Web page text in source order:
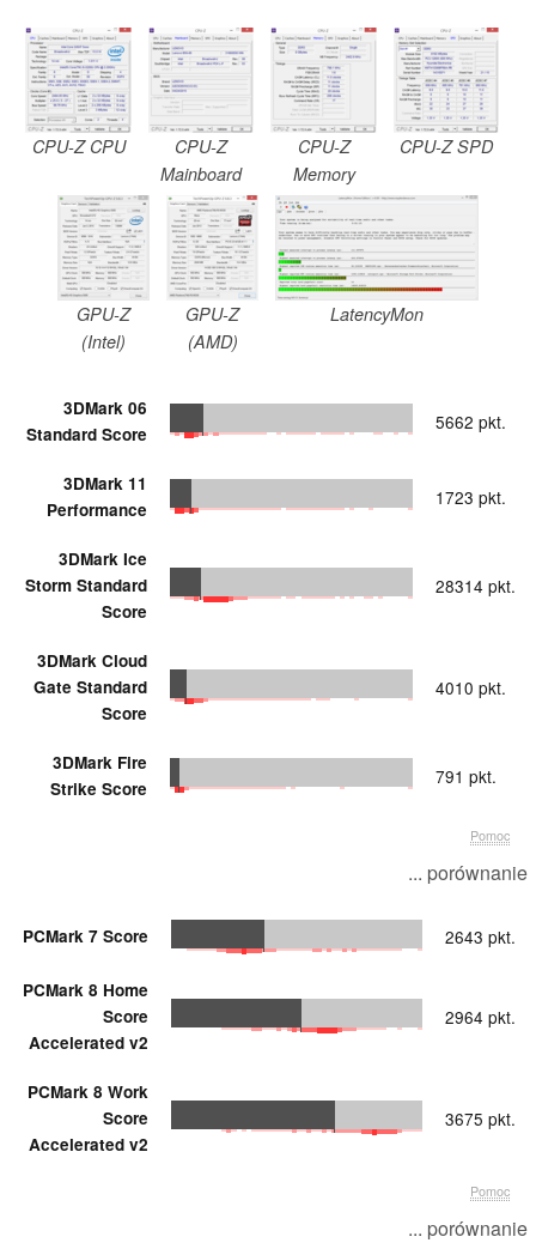
CPU-Z CPU
CPU-Z
Mainboard
CPU-Z
Memory
CPU-Z SPD
GPU-Z
(Intel)
GPU-Z
(AMD)
LatencyMon
3DMark 06
Standard Score
5662 pkt.
3DMark 11
Performance
1723 pkt.
3DMark Ice
Storm Standard
Score
28314 pkt.
3DMark Cloud
Gate Standard
Score
4010 pkt.
3DMark Fire
Strike Score
791 pkt.
Pomoc
... porównanie
PCMark 7 Score 2643 pkt.
PCMark 8 Home
Score
Accelerated v2
2964 pkt.
PCMark 8 Work
Score
Accelerated v2
3675 pkt.
Pomoc
... porównanie